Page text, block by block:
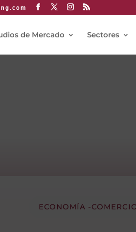
de Mercado Sectores
ECONOMÍA -